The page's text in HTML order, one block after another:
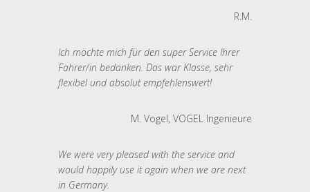
R.M.
Ich möchte mich für den super Service Ihrer
Fahrer/in bedanken. Das war Klasse, sehr
flexibel und absolut empfehlenswert!
M. Vogel, VOGEL Ingenieure
We were very pleased with the service and
would happily use it again when we are next
in Germany.